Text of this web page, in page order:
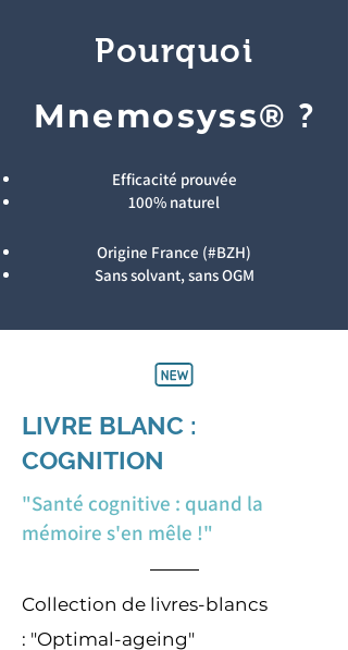
Pourquoi
Mnemosyss® ?
Efficacité prouvée
100% naturel
Origine France (#BZH)
Sans solvant, sans OGM
LIVRE BLANC :
COGNITION
"Santé cognitive : quand la
mémoire s'en mêle !"
Collection de livres-blancs
: "Optimal-ageing"